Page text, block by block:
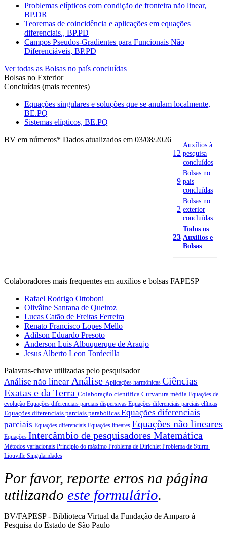
Problemas elípticos com condição de fronteira não linear,
BP.DR
Teoremas de coincidência e aplicações em equações
diferenciais., BP.PD
Campos Pseudos-Gradientes para Funcionais Não
Diferenciáveis, BP.PD
Ver todas as Bolsas no país concluídas
Bolsas no Exterior
Concluídas (mais recentes)
Equações singulares e soluções que se anulam localmente,
BE.PQ
Sistemas elípticos, BE.PQ
BV em números* Dados atualizados em 03/08/2026
12
Auxílios à
pesquisa
concluídos
9
Bolsas no
país
concluídas
2
Bolsas no
exterior
concluídas
23
Todos os
Auxílios e
Bolsas
Colaboradores mais frequentes em auxílios e bolsas FAPESP
Rafael Rodrigo Ottoboni
Olivâine Santana de Queiroz
Lucas Catão de Freitas Ferreira
Renato Francisco Lopes Mello
Adilson Eduardo Presoto
Anderson Luis Albuquerque de Araujo
Jesus Alberto Leon Tordecilla
Palavras-chave utilizadas pelo pesquisador
Análise não linear Análise Aplicações harmônicas Ciências
Exatas e da Terra Colaboração científica Curvatura média Equações de
evolução Equações diferenciais parciais dispersivas Equações diferenciais parciais elíticas
Equações diferenciais parciais parabólicas Equações diferenciais
parciais Equações diferenciais Equações lineares Equações não lineares
Equações Intercâmbio de pesquisadores Matemática
Métodos variacionais Princípio do máximo Problema de Dirichlet Problema de Sturm-
Liouville Singularidades
Por favor, reporte erros na página
utilizando este formulário.
BV/FAPESP - Biblioteca Virtual da Fundação de Amparo à
Pesquisa do Estado de São Paulo